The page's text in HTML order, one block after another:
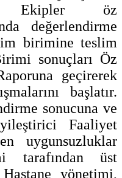
Ekipler öz
değerlendirme
birimine teslim
sonuçları Öz
geçirerek
başlatır.
sonucuna ve
Faaliyet
uygunsuzluklar
tarafından üst
yönetimi,